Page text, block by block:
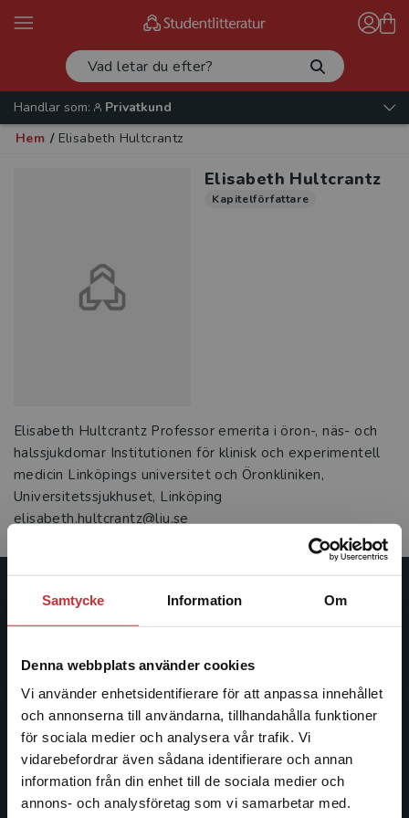
Samtycke Information Om
Denna webbplats använder cookies
Vi använder enhetsidentifierare för att anpassa innehållet
och annonserna till användarna, tillhandahålla funktioner
för sociala medier och analysera vår trafik. Vi
vidarebefordrar även sådana identifierare och annan
information från din enhet till de sociala medier och
annons- och analysföretag som vi samarbetar med.
Begränsad fraktregion
Handlar som:
Privatkund
Hem / Elisabeth Hultcrantz
Elisabeth Hultcrantz
Kapitelförfattare
Elisabeth Hultcrantz Professor emerita i öron-, näs- och
halssjukdomar Institutionen för klinisk och experimentell
medicin Linköpings universitet och Öronkliniken,
Universitetssjukhuset, Linköping
elisabeth.hultcrantz@liu.se
Studentlitteratur
ledande utbildningsförlag. Med läromedel, kurslitteratur,
facklitteratur, utbildningar och digitala
informationstjänster i utbudet, finns Studentlitteratur med
längs hela kunskapsresan.
Kontakta oss